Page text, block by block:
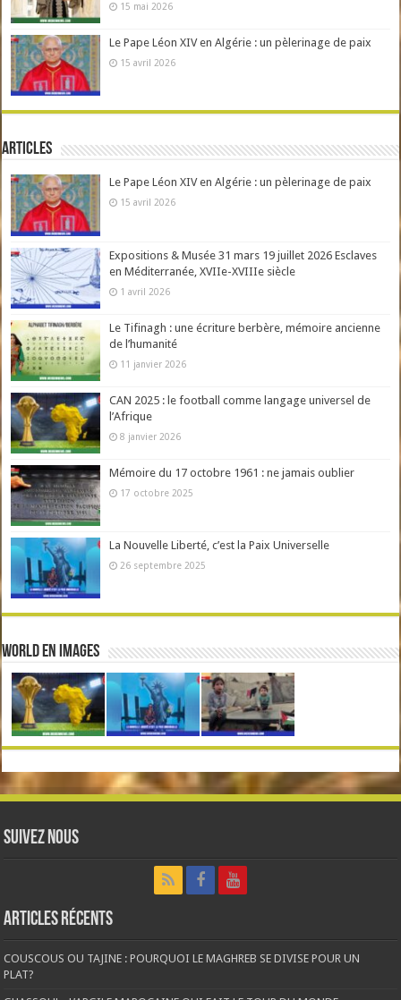
15 mai 2026
Le Pape Léon XIV en Algérie : un pèlerinage de paix
15 avril 2026
Articles
Le Pape Léon XIV en Algérie : un pèlerinage de paix
15 avril 2026
Expositions & Musée 31 mars 19 juillet 2026 Esclaves
en Méditerranée, XVIIe-XVIIIe siècle
1 avril 2026
Le Tifinagh : une écriture berbère, mémoire ancienne
de l’humanité
11 janvier 2026
CAN 2025 : le football comme langage universel de
l’Afrique
8 janvier 2026
Mémoire du 17 octobre 1961 : ne jamais oublier
17 octobre 2025
La Nouvelle Liberté, c’est la Paix Universelle
26 septembre 2025
World en Images
Suivez nous
Articles récents
COUSCOUS OU TAJINE : POURQUOI LE MAGHREB SE DIVISE POUR UN
PLAT?